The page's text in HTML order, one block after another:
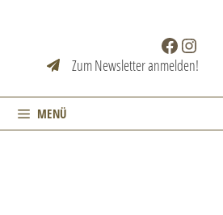
Facebook
Zum Newsletter anmelden!
MENÜ